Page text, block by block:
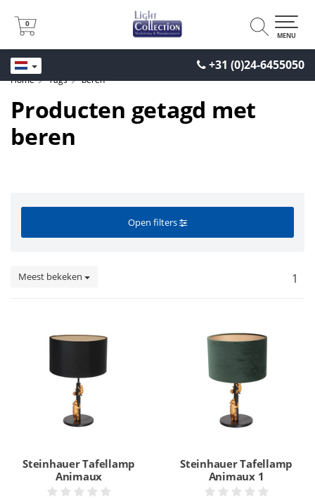
+31 (0)24-6455050
0
0
MENU
Home Tags beren
Producten getagd met
beren
Open filters
Meest bekeken 1
Steinhauer Tafellamp
Animaux
Steinhauer Tafellamp
Animaux 1